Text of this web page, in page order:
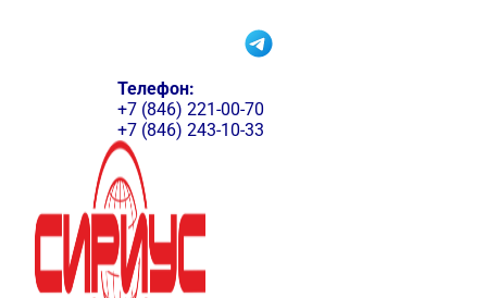
Телефон:
+7 (846) 221-00-70
+7 (846) 243-10-33